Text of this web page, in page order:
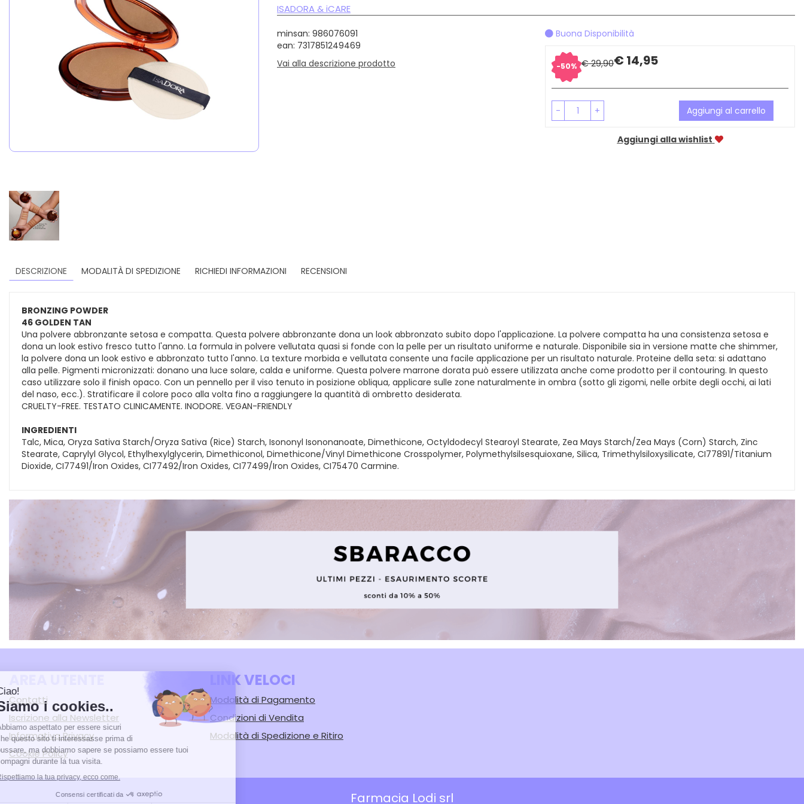
ISADORA & iCARE
minsan: 986076091
ean: 7317851249469
Vai alla descrizione prodotto
Buona Disponibilità
Sconto
del50% € 29,90Prezzo
scontato
€ 14,95
- + Aggiungi al carrello
Aggiungi alla wishlist
DESCRIZIONE MODALITÀ DI SPEDIZIONE RICHIEDI INFORMAZIONI RECENSIONI
BRONZING POWDER
46 GOLDEN TAN
Una polvere abbronzante setosa e compatta. Questa polvere abbronzante dona un look abbronzato subito dopo l'applicazione. La polvere compatta ha una consistenza setosa e
dona un look estivo fresco tutto l'anno. La formula in polvere vellutata quasi si fonde con la pelle per un risultato uniforme e naturale. Disponibile sia in versione matte che shimmer,
la polvere dona un look estivo e abbronzato tutto l'anno. La texture morbida e vellutata consente una facile applicazione per un risultato naturale. Proteine della seta: si adattano
alla pelle. Pigmenti micronizzati: donano una luce solare, calda e uniforme. Questa polvere marrone dorata può essere utilizzata anche come prodotto per il contouring. In questo
caso utilizzare solo il finish opaco. Con un pennello per il viso tenuto in posizione obliqua, applicare sulle zone naturalmente in ombra (sotto gli zigomi, nelle orbite degli occhi, ai lati
del naso, ecc.). Stratificare il colore poco alla volta fino a raggiungere la quantità di ombretto desiderata.
CRUELTY-FREE. TESTATO CLINICAMENTE. INODORE. VEGAN-FRIENDLY
INGREDIENTI
Talc, Mica, Oryza Sativa Starch/Oryza Sativa (Rice) Starch, Isononyl Isononanoate, Dimethicone, Octyldodecyl Stearoyl Stearate, Zea Mays Starch/Zea Mays (Corn) Starch, Zinc
Stearate, Caprylyl Glycol, Ethylhexylglycerin, Dimethiconol, Dimethicone/Vinyl Dimethicone Crosspolymer, Polymethylsilsesquioxane, Silica, Trimethylsiloxysilicate, CI77891/Titanium
Dioxide, CI77491/Iron Oxides, CI77492/Iron Oxides, CI77499/Iron Oxides, CI75470 Carmine.
Contatti
Iscrizione alla Newsletter
Informativa Privacy
Cookie Policy
LINK VELOCI
Modalità di Pagamento
Condizioni di Vendita
Modalità di Spedizione e Ritiro
Farmacia Lodi srl